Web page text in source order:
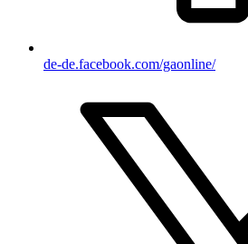
de-de.facebook.com/gaonline/